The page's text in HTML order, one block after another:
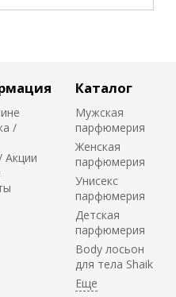
/
Акции
Каталог
Мужская
парфюмерия
Женская
парфюмерия
Унисекс
парфюмерия
Детская
парфюмерия
Body лосьон
для тела Shaik